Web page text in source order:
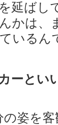
延ばし
かは、
いるん
ーとい
の姿を